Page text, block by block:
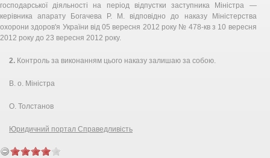
господарської діяльності на період відпустки заступника Міністра —
керівника апарату Богачева Р. М. відповідно до наказу Міністерства
охорони здоров'я України від 05 вересня 2012 року № 478-кв з 10 вересня
2012 року до 23 вересня 2012 року.
2. Контроль за виконанням цього наказу залишаю за собою.
В. о. Міністра
О. Толстанов
Юридичний портал Справедливість